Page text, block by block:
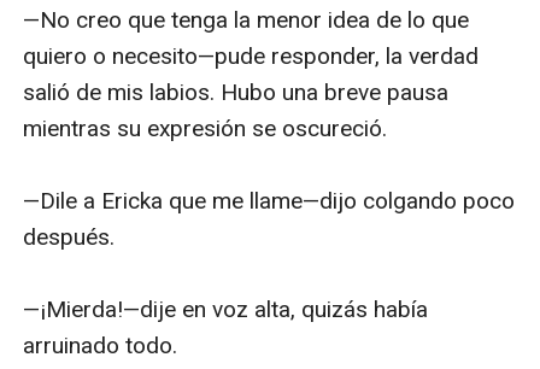
—No creo que tenga la menor idea de lo que
quiero o necesito—pude responder, la verdad
salió de mis labios. Hubo una breve pausa
mientras su expresión se oscureció.
—Dile a Ericka que me llame—dijo colgando poco
después.
—¡Mierda!—dije en voz alta, quizás había
arruinado todo.